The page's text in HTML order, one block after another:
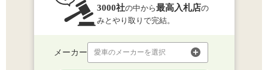
3000社の中から最高入札店の
みとやり取りで完結。
メーカー 愛車のメーカーを選択